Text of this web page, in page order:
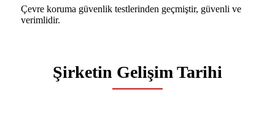
Çevre koruma güvenlik testlerinden geçmiştir, güvenli ve
verimlidir.
Şirketin Gelişim Tarihi